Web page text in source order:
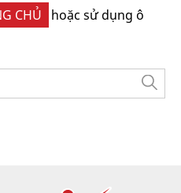
CHỦ
hoặc sử dụng ô